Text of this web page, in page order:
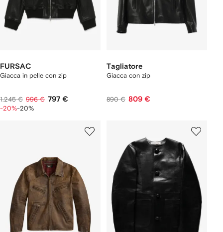
FURSAC
Giacca in pelle con zip
1.245 € 996 € 797 €
-20%-20%
Tagliatore
Giacca con zip
890 € 809 €